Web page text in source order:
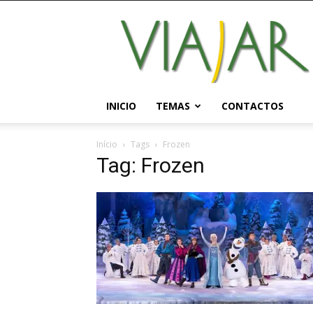
Viajar
Magazine
Online
INICIO TEMAS CONTACTOS
Início Tags Frozen
Tag: Frozen